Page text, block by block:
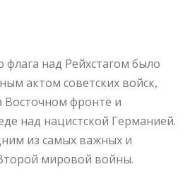
флага над Рейхстагом было
актом советских войск,
Восточном фронте и
над нацистской Германией.
из самых важных и
мировой войны.